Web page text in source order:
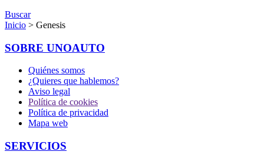
Buscar
Inicio > Genesis
SOBRE UNOAUTO
Quiénes somos
¿Quieres que hablemos?
Aviso legal
Política de cookies
Política de privacidad
Mapa web
SERVICIOS